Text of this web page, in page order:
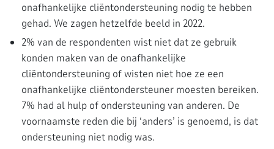
onafhankelijke cliëntondersteuning nodig te hebben
gehad. We zagen hetzelfde beeld in 2022.
2% van de respondenten wist niet dat ze gebruik
konden maken van de onafhankelijke
cliëntondersteuning of wisten niet hoe ze een
onafhankelijke cliëntondersteuner moesten bereiken.
7% had al hulp of ondersteuning van anderen. De
voornaamste reden die bij ‘anders’ is genoemd, is dat
ondersteuning niet nodig was.